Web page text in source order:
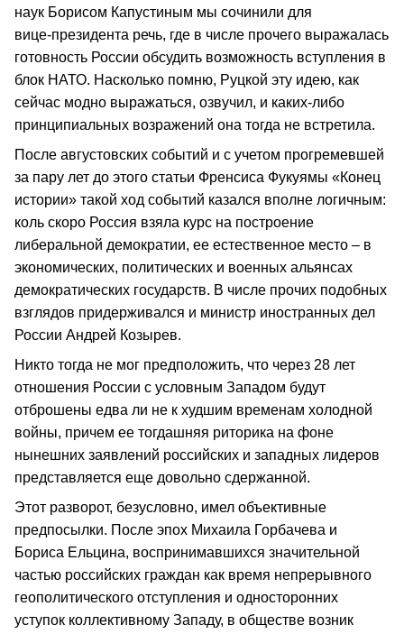
наук Борисом Капустиным мы сочинили для
вице‑президента речь, где в числе прочего выражалась
готовность России обсудить возможность вступления в
блок НАТО. Насколько помню, Руцкой эту идею, как
сейчас модно выражаться, озвучил, и каких‑либо
принципиальных возражений она тогда не встретила.
После августовских событий и с учетом прогремевшей
за пару лет до этого статьи Френсиса Фукуямы «Конец
истории» такой ход событий казался вполне логичным:
коль скоро Россия взяла курс на построение
либеральной демократии, ее естественное место – в
экономических, политических и военных альянсах
демократических государств. В числе прочих подобных
взглядов придерживался и министр иностранных дел
России Андрей Козырев.
Никто тогда не мог предположить, что через 28 лет
отношения России с условным Западом будут
отброшены едва ли не к худшим временам холодной
войны, причем ее тогдашняя риторика на фоне
нынешних заявлений российских и западных лидеров
представляется еще довольно сдержанной.
Этот разворот, безусловно, имел объективные
предпосылки. После эпох Михаила Горбачева и
Бориса Ельцина, воспринимавшихся значительной
частью российских граждан как время непрерывного
геополитического отступления и односторонних
уступок коллективному Западу, в обществе возник